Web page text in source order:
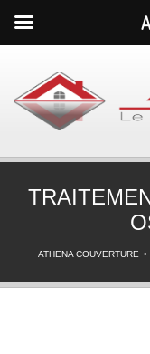
ATHENA COUVERTURE